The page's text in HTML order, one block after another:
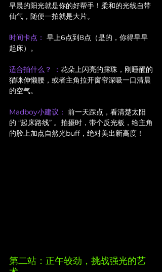
早晨的阳光就是你的好帮手！柔和的光线自带
仙气，随便一拍就是大片。
时间卡点： 早上6点到8点（是的，你得早早
起床）。
适合拍什么？ ： 花朵上闪亮的露珠，刚睡醒的
猫咪伸懒腰，或者主角拉开窗帘深吸一口清晨
的空气。
Madboy小建议： 前一天踩点，看清楚太阳
的 “起床路线” 。拍摄时，带个反光板，给主角
的脸上加点自然光buff，绝对美出新高度！
第二站：正午较劲，挑战强光的艺